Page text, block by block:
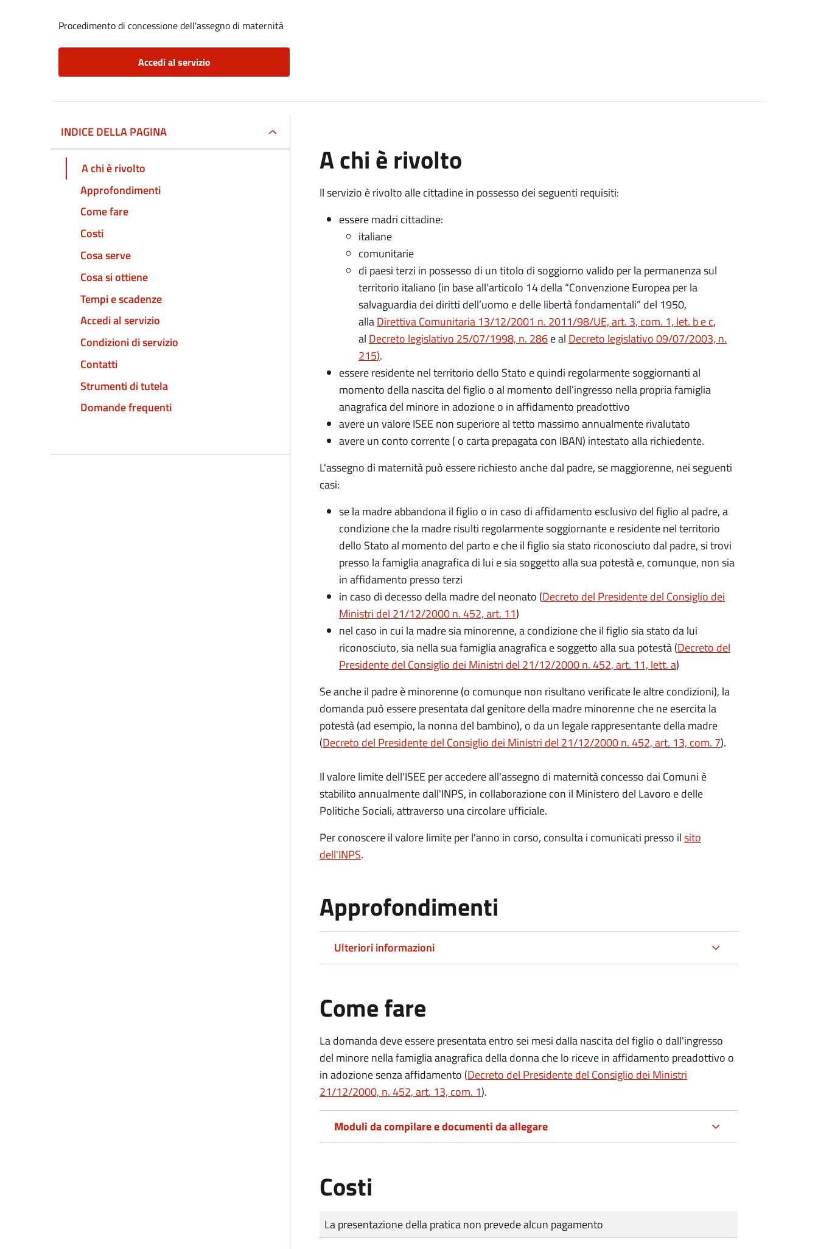
Procedimento di concessione dell'assegno di maternità
Accedi al servizio
INDICE DELLA PAGINA
A chi è rivolto
Approfondimenti
Come fare
Costi
Cosa serve
Cosa si ottiene
Tempi e scadenze
Accedi al servizio
Condizioni di servizio
Contatti
Strumenti di tutela
Domande frequenti
A chi è rivolto
Il servizio è rivolto alle cittadine in possesso dei seguenti requisiti:
essere madri cittadine:
italiane
comunitarie
di paesi terzi in possesso di un titolo di soggiorno valido per la permanenza sul
territorio italiano (in base all'articolo 14 della “Convenzione Europea per la
salvaguardia dei diritti dell’uomo e delle libertà fondamentali” del 1950,
allaDirettiva Comunitaria 13/12/2001 n. 2011/98/UE, art. 3, com. 1, let. b e c,
al Decreto legislativo 25/07/1998, n. 286e al Decreto legislativo 09/07/2003, n.
215).
essere residente nel territorio dello Stato e quindi regolarmente soggiornanti al
momento della nascita del figlio o al momento dell’ingresso nella propria famiglia
anagrafica del minore in adozione o in affidamento preadottivo
avere un valore ISEE non superiore al tetto massimo annualmente rivalutato
avere un conto corrente ( o carta prepagata con IBAN) intestato alla richiedente.
L'assegno di maternità può essere richiesto anche dal padre, se maggiorenne, nei seguenti
casi:
se la madre abbandona il figlio o in caso di affidamento esclusivo del figlio al padre, a
condizione che la madre risulti regolarmente soggiornante e residente nel territorio
dello Stato al momento del parto e che il figlio sia stato riconosciuto dal padre, si trovi
presso la famiglia anagrafica di lui e sia soggetto alla sua potestà e, comunque, non sia
in affidamento presso terzi
in caso di decesso della madre del neonato (Decreto del Presidente del Consiglio dei
Ministri del 21/12/2000 n. 452, art. 11)
nel caso in cui la madre sia minorenne, a condizione che il figlio sia stato da lui
riconosciuto, sia nella sua famiglia anagrafica e soggetto alla sua potestà (Decreto del
Presidente del Consiglio dei Ministri del 21/12/2000 n. 452, art. 11, lett. a)
Se anche il padre è minorenne (o comunque non risultano verificate le altre condizioni), la
domanda può essere presentata dal genitore della madre minorenne che ne esercita la
potestà (ad esempio, la nonna del bambino), o da un legale rappresentante della madre
(Decreto del Presidente del Consiglio dei Ministri del 21/12/2000 n. 452, art. 13, com. 7).
Il valore limite dell'ISEE per accedere all'assegno di maternità concesso dai Comuni è
stabilito annualmente dall'INPS, in collaborazione con il Ministero del Lavoro e delle
Politiche Sociali, attraverso una circolare ufficiale.
Per conoscere il valore limite per l'anno in corso, consulta i comunicati presso ilsito
dell'INPS.
Approfondimenti
Ulteriori informazioni
Come fare
La domanda deve essere presentataentro sei mesi dalla nascita del figlio o dall'ingresso
del minore nella famiglia anagrafica della donna che lo riceve in affidamento preadottivo o
in adozione senza affidamento (Decreto del Presidente del Consiglio dei Ministri
21/12/2000, n. 452, art. 13, com. 1).
Moduli da compilare e documenti da allegare
Costi
Tipo di pagamento
Importo
La presentazione della pratica non prevede alcun pagamento